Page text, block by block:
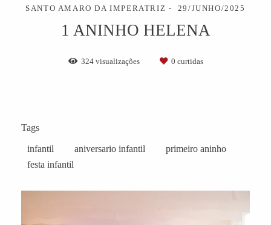
SANTO AMARO DA IMPERATRIZ
29/JUNHO/2025
1 ANINHO HELENA
324visualizações 0 curtidas
Tags
infantil aniversario infantil
primeiro aninho
festa infantil